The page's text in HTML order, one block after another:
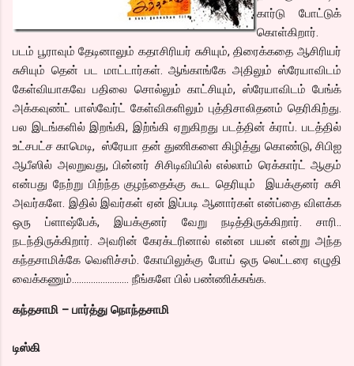
கார்டு போட்டுக்
கொள்கிறார்.
படம் பூராவும் தேடினாலும் கதாசிரியர் சுசியும், திரைக்கதை ஆசிரியர்
சுசியும் தென் பட மாட்டார்கள். ஆங்காங்கே அதிலும் ஸ்ரேயாவிடம்
கேள்வியாகவே பதிலை சொல்லும் காட்சியும், ஸ்ரேயாவிடம் பேங்க்
அக்கவுண்ட் பாஸ்வேர்ட் கேள்விகளிலும் புத்திசாலிதனம் தெரிகிற்து.
பல இடங்களில் இறங்கி, இற்ங்கி ஏறுகிறது படத்தின் க்ராப். படத்தில்
உட்சபட்ச காமெடி, ஸ்ரேயா தன் துணிகளை கிழித்து கொண்டு, சிபிஐ
ஆபீஸில் அலறுவது, பின்னர் சிசிடிவியில் எல்லாம் ரெக்கார்ட் ஆகும்
என்பது நேற்று பிற்ந்த குழந்தைக்கு கூட தெரியும் இயக்குனர் சுசி
அவர்களே. இதில் இவர்கள் ஏன் இப்படி ஆனார்கள் என்ப்தை விளக்க
ஒரு ப்ளாஷ்பேக், இயக்குனர் வேறு நடித்திருக்கிறார். சாரி..
நடந்திருக்கிறார். அவரின் கேரக்டரினால் என்ன பயன் என்று அந்த
கந்தசாமிக்கே வெளிச்சம். கோயிலுக்கு போய் ஒரு லெட்டரை எழுதி
வைக்கணும்…………………… நீங்களே பில் பண்ணிக்கங்க.
கந்தசாமி – பார்த்து நொந்தசாமி
டிஸ்கி